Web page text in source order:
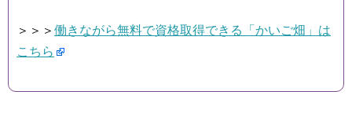
＞＞＞ 働きながら無料で資格取得できる「かいご畑」は
こちら